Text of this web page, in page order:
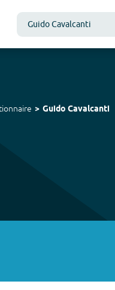
Guido Cavalcanti